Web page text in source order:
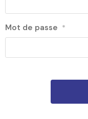
Mot de passe *